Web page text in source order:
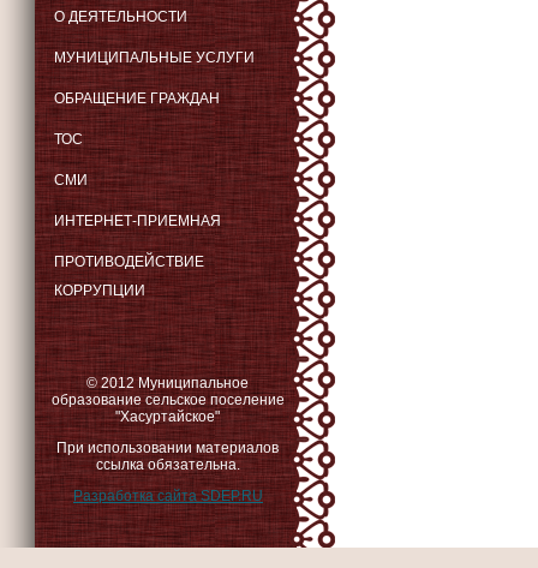
О ДЕЯТЕЛЬНОСТИ
МУНИЦИПАЛЬНЫЕ УСЛУГИ
ОБРАЩЕНИЕ ГРАЖДАН
ТОС
СМИ
ИНТЕРНЕТ-ПРИЕМНАЯ
ПРОТИВОДЕЙСТВИЕ
КОРРУПЦИИ
© 2012 Муниципальное
образование сельское поселение
"Хасуртайское"
При использовании материалов
ссылка обязательна.
Разработка сайта SDEP.RU